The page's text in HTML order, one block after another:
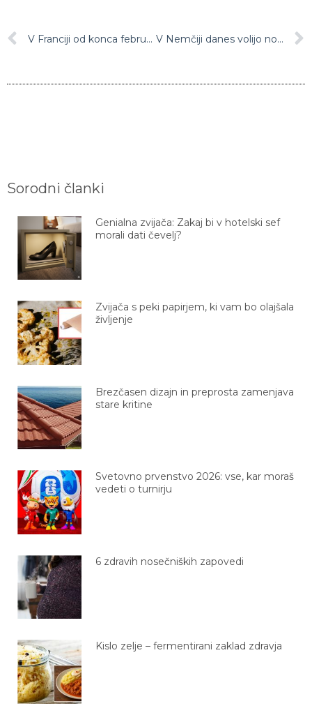
V Franciji od konca februarja brez mask v zaprtih prostorih V Nemčiji danes volijo novega predsednika države
Sorodni članki
Genialna zvijača: Zakaj bi v hotelski sef
morali dati čevelj?
Zvijača s peki papirjem, ki vam bo olajšala
življenje
Brezčasen dizajn in preprosta zamenjava
stare kritine
Svetovno prvenstvo 2026: vse, kar moraš
vedeti o turnirju
6 zdravih nosečniških zapovedi
Kislo zelje – fermentirani zaklad zdravja